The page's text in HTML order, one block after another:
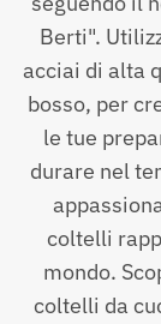
Berti".
acciai di alta
bosso, per
le tue
durare nel
coltelli
mondo.
coltelli da